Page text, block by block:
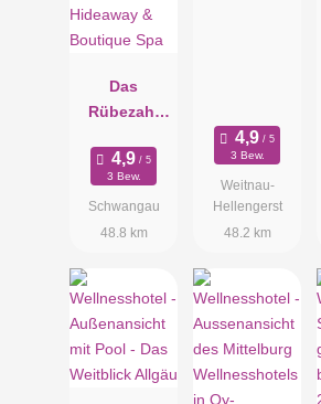
Das
Rübezahl
Hideaway &
Boutique
Spa
3 Bew.
Schwangau
48.8 km
3 Bew.
Weitnau-
Hellengerst
48.2 km